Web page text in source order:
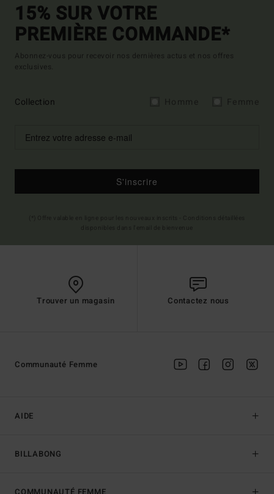
15% SUR VOTRE
PREMIÈRE COMMANDE*
Abonnez-vous pour recevoir nos dernières actus et nos offres
exclusives.
Collection
S'inscrire
Trouver un magasin Contactez nous
AIDE
BILLABONG
Communauté Femme